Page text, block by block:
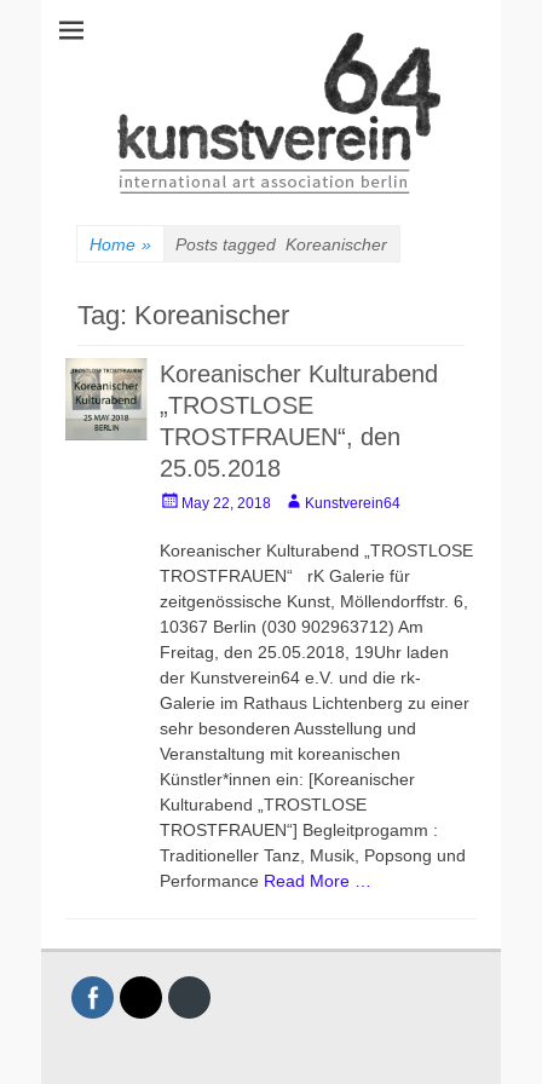
kunstverein64
Home » Posts tagged Koreanischer
Tag: Koreanischer
Koreanischer Kulturabend
„TROSTLOSE
TROSTFRAUEN“, den
25.05.2018
PostedMay 22, 2018 AuthorKunstverein64
Koreanischer Kulturabend „TROSTLOSE
TROSTFRAUEN“ rK Galerie für
zeitgenössische Kunst, Möllendorffstr. 6,
10367 Berlin (030 902963712) Am
Freitag, den 25.05.2018, 19Uhr laden
der Kunstverein64 e.V. und die rk-
Galerie im Rathaus Lichtenberg zu einer
sehr besonderen Ausstellung und
Veranstaltung mit koreanischen
Künstler*innen ein: [Koreanischer
Kulturabend „TROSTLOSE
TROSTFRAUEN“] Begleitprogamm :
Traditioneller Tanz, Musik, Popsong und
Performance Read More …